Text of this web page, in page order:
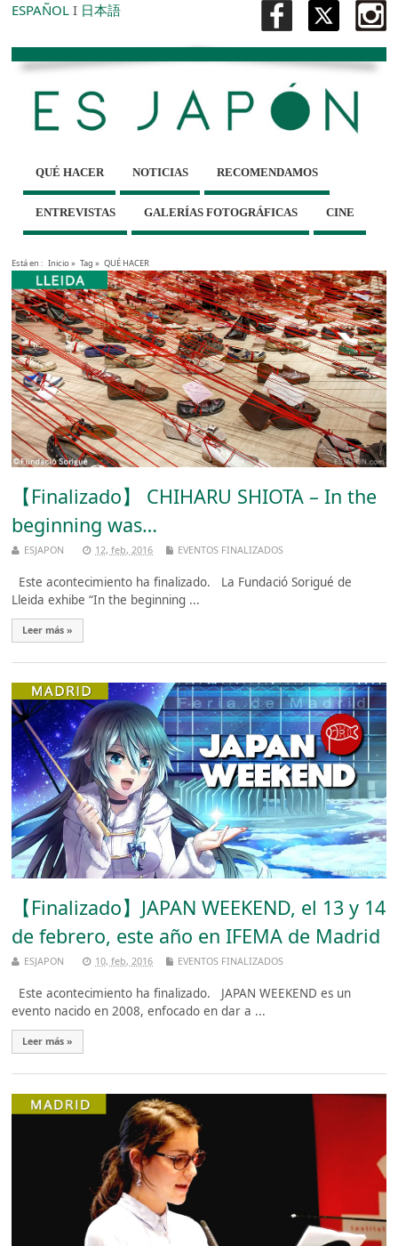
ESPAÑOL I 日本語
QUÉ HACER NOTICIAS RECOMENDAMOS
ENTREVISTAS GALERÍAS FOTOGRÁFICAS CINE
Está en : Inicio» Tag » QUÉ HACER
【Finalizado】 CHIHARU SHIOTA – In the
beginning was…
ESJAPON 12, feb, 2016 EVENTOS FINALIZADOS
Este acontecimiento ha finalizado. La Fundació Sorigué de
Lleida exhibe “In the beginning ...
Leer más »
【Finalizado】JAPAN WEEKEND, el 13 y 14
de febrero, este año en IFEMA de Madrid
ESJAPON 10, feb, 2016 EVENTOS FINALIZADOS
Este acontecimiento ha finalizado. JAPAN WEEKEND es un
evento nacido en 2008, enfocado en dar a ...
Leer más »